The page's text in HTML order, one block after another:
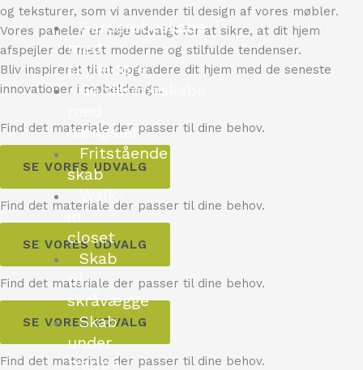
Garderobeskabe
med
skydedøre
Garderobeskabe
hængsler
Fritstående
skab
Walk-
in
closet
Skab
til
skråvægge
Skab
under
trappe
og teksturer, som vi anvender til design af vores møbler.
Vores paneler er nøje udvalgt for at sikre, at dit hjem
afspejler de mest moderne og stilfulde tendenser.
Bliv inspireret til at opgradere dit hjem med de seneste
innovationer i møbeldesign.
Find det materiale der passer til dine behov.
SE VORES UDVALG
Find det materiale der passer til dine behov.
SE VORES UDVALG
Find det materiale der passer til dine behov.
SE VORES UDVALG
Find det materiale der passer til dine behov.